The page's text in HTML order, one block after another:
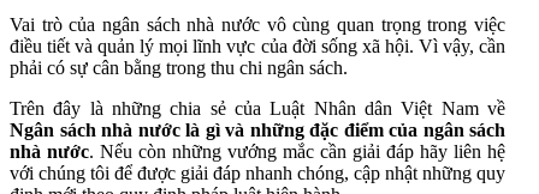
Vai trò của ngân sách nhà nước vô cùng quan trọng trong việc
điều tiết và quản lý mọi lĩnh vực của đời sống xã hội. Vì vậy, cần
phải có sự cân bằng trong thu chi ngân sách.
Trên đây là những chia sẻ của Luật Nhân dân Việt Nam về
Ngân sách nhà nước là gì và những đặc điểm của ngân sách
nhà nước. Nếu còn những vướng mắc cần giải đáp hãy liên hệ
với chúng tôi để được giải đáp nhanh chóng, cập nhật những quy